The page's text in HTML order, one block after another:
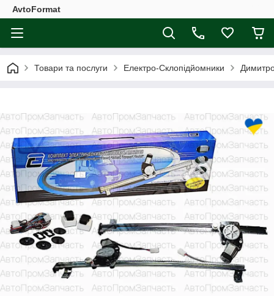
AvtoFormat
Товари та послуги Електро-Склопідйомники